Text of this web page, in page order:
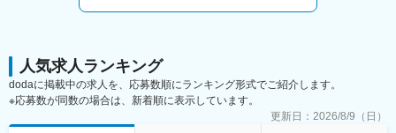
・センシング事業は、当社の中でも成長領域として全社リソース
す
・将来的には、ご自身で新たにM＆Aされる会社へ駐在し、事業責
任者として牽引頂く可能性や、既存の買収子会社 (海外)への駐
在、事業全体のマネジメントなど様々なステップアップを視野に
入れることができるポジションです
人気求人ランキング
dodaに掲載中の求人を、応募数順にランキング形式でご紹介します。
※応募数が同数の場合は、新着順に表示しています。
更新日： 2026/8/9（日）